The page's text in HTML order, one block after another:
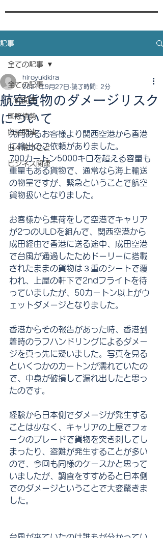
記事
全ての記事
沖縄関連
国際情勢
貿易関連
日々思うこと
ビジネス関連
全ての記事
航空貨物のダメージリスク
について
hiroyukikira
2021年9月27日 読了時間: 2分
先月あるお客様より関西空港から香港
に輸出のご依頼がありました。
700カートン5000キロを超える容量も
重量もある貨物で、通常なら海上輸送
の物量ですが、緊急ということで航空
貨物扱いとなりました。
お客様から集荷をして空港でキャリア
が2つのULDを組んで、関西空港から
成田経由で香港に送る途中、成田空港
で台風が通過したためドーリーに搭載
されたままの貨物は３重のシートで覆
われ、上屋の軒下で2ndフライトを待
っていましたが、50カートン以上がウ
ェットダメージとなりました。
香港からその報告があった時、香港到
着時のラフハンドリングによるダメー
ジを真っ先に疑いました。写真を見る
といくつかのカートンが濡れていたの
で、中身が破損して漏れ出したと思っ
たのです。
経験から日本側でダメージが発生する
ことは少なく、キャリアの上屋でフォ
ークのブレードで貨物を突き刺してし
まったり、盗難が発生することが多い
ので、今回も同様のケースかと思って
いましたが、調査をすすめると日本側
でのダメージということで大変驚きま
した。